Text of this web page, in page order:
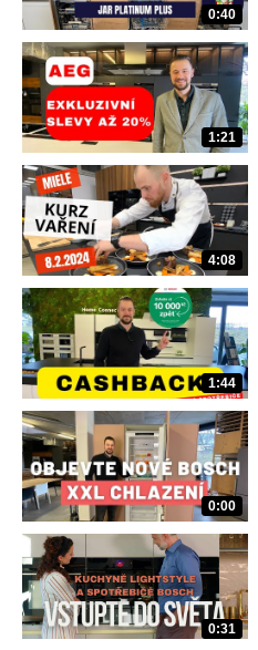
0:40
1:21
4:08
1:44
0:00
0:31